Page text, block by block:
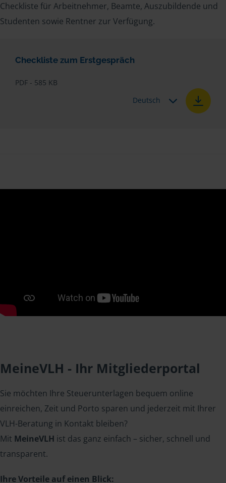
Checkliste für Arbeitnehmer, Beamte, Auszubildende und
Studenten sowie Rentner zur Verfügung.
Checkliste zum Erstgespräch
PDF - 585 KB
Deutsch
MeineVLH - Ihr Mitgliederportal
Sie möchten Ihre Steuerunterlagen bequem online
einreichen, Zeit und Porto sparen und jederzeit mit Ihrer
VLH-Beratung in Kontakt bleiben?
Mit MeineVLH ist das ganz einfach – sicher, schnell und
transparent.
Ihre Vorteile auf einen Blick: